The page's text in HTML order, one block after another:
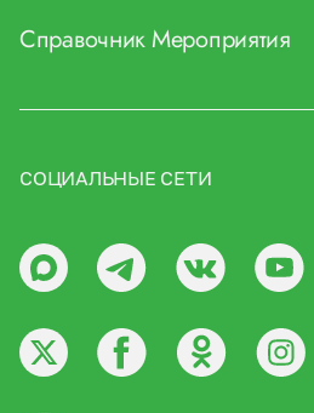
СправочникМероприятия
СОЦИАЛЬНЫЕ СЕТИ